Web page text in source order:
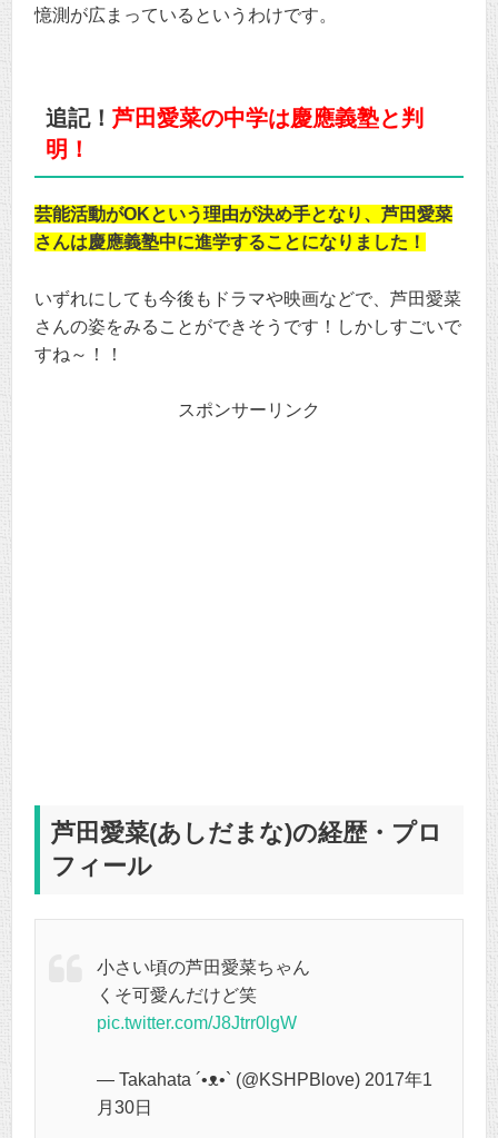
憶測が広まっているというわけです。
追記！ 芦田愛菜の中学は慶應義塾と判
明！
芸能活動がOKという理由が決め手となり、芦田愛菜
さんは慶應義塾中に進学することになりました！
いずれにしても今後もドラマや映画などで、芦田愛菜
さんの姿をみることができそうです！しかしすごいで
すね～！！
スポンサーリンク
芦田愛菜(あしだまな)の経歴・プロ
フィール
小さい頃の芦田愛菜ちゃん
くそ可愛んだけど笑
pic.twitter.com/J8Jtrr0lgW
— Takahata ´•ᴥ•` (@KSHPBlove) 2017年1
月30日